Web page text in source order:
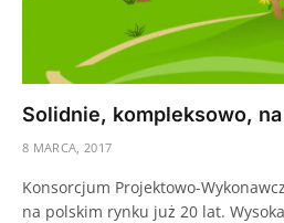
Solidnie, kompleksowo,
8 MARCA, 2017
Konsorcjum Projektowo-
na polskim rynku już 20 lat.